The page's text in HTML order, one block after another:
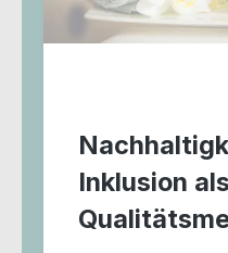
Inklusion